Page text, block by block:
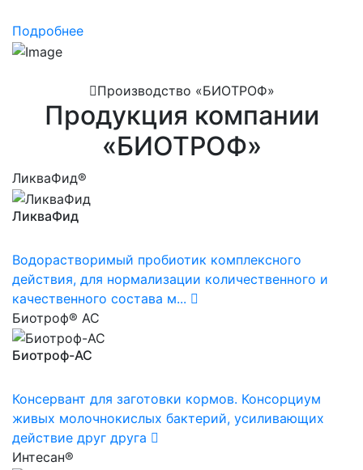
Подробнее
Производство «БИОТРОФ»
Продукция компании
«БИОТРОФ»
ЛикваФид®
ЛикваФид
Водорастворимый пробиотик комплексного
действия, для нормализации количественного и
качественного состава м...
Биотроф® АС
Биотроф-АС
Консервант для заготовки кормов. Консорциум
живых молочнокислых бактерий, усиливающих
действие друг друга
Интесан®